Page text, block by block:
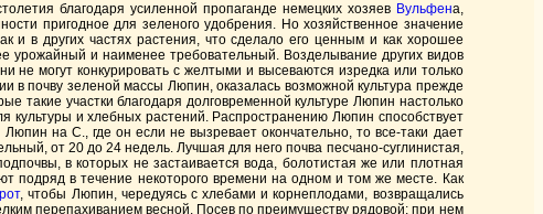
благодаря усиленной пропаганде немецких хозяев Вульфена,
пригодное для зеленого удобрения. Но хозяйственное значение
и в других частях растения, что сделало его ценным и как хорошее
урожайный и наименее требовательный. Возделывание других видов
могут конкурировать с желтыми и высеваются изредка или только
в почву зеленой массы Люпин, оказалась возможной культура прежде
такие участки благодаря долговременной культуре Люпин настолько
культуры и хлебных растений. Распространению Люпин способствует
на С., где он если не вызревает окончательно, то все-таки дает
от 20 до 24 недель. Лучшая для него почва песчано-суглинистая,
в которых не застаивается вода, болотистая же или плотная
подряд в течение некоторого времени на одном и том же месте. Как
, чтобы Люпин, чередуясь с хлебами и корнеплодами, возвращались
перепахиванием весной. Посев по преимуществу рядовой; при нем